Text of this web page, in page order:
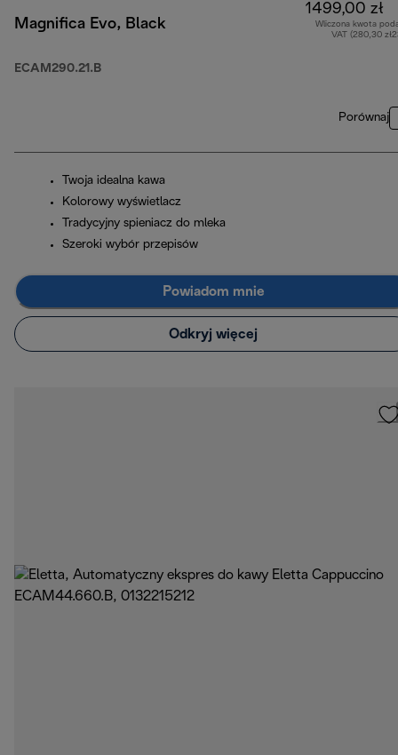
Magnifica Evo, Black
ECAM290.21.B
1499,00 zł
Wliczona kwota
VAT (280,30
Porównaj
Twoja idealna kawa
Kolorowy wyświetlacz
Tradycyjny spieniacz do mleka
Szeroki wybór przepisów
Powiadom mnie
Odkryj więcej